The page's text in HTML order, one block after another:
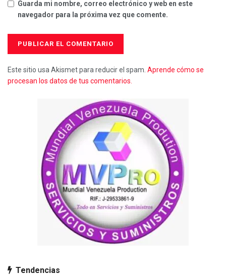
Guarda mi nombre, correo electrónico y web en este
navegador para la próxima vez que comente.
Este sitio usa Akismet para reducir el spam. Aprende cómo se
procesan los datos de tus comentarios.
Tendencias